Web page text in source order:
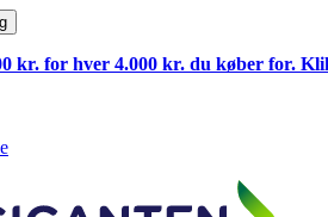
kr. for hver 4.000 kr. du køber for.